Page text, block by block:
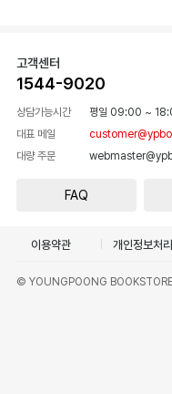
고객센터
1544-9020
상담가능시간 평일 09:00 ~
대표 메일
대량 주문
FAQ
이용약관 개인정보처
© YOUNGPOONG